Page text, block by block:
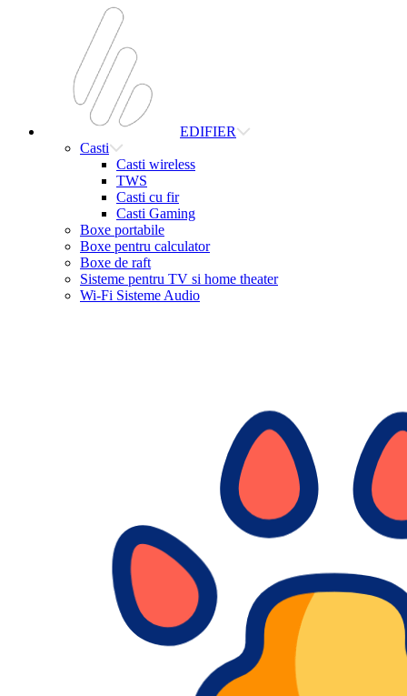
EDIFIER
Casti
Casti wireless
TWS
Casti cu fir
Casti Gaming
Boxe portabile
Boxe pentru calculator
Boxe de raft
Sisteme pentru TV si home theater
Wi-Fi Sisteme Audio